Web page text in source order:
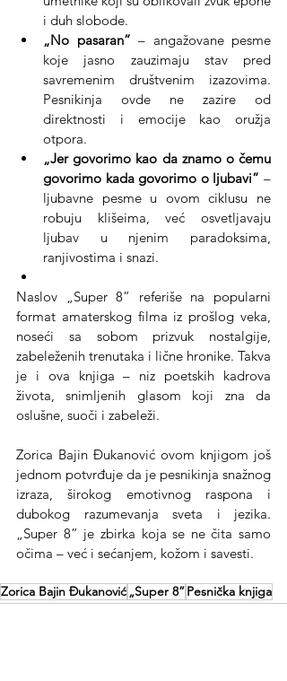
i duh slobode.
„No pasaran” – angažovane pesme
koje jasno zauzimaju stav pred
savremenim društvenim izazovima.
Pesnikinja ovde ne zazire od
direktnosti i emocije kao oružja
otpora.
„Jer govorimo kao da znamo o čemu
govorimo kada govorimo o ljubavi” –
ljubavne pesme u ovom ciklusu ne
robuju klišeima, već osvetljavaju
ljubav u njenim paradoksima,
ranjivostima i snazi.
Naslov „Super 8” referiše na popularni
format amaterskog filma iz prošlog veka,
noseći sa sobom prizvuk nostalgije,
zabeleženih trenutaka i lične hronike. Takva
je i ova knjiga – niz poetskih kadrova
života, snimljenih glasom koji zna da
oslušne, suoči i zabeleži.
Zorica Bajin Đukanović ovom knjigom još
jednom potvrđuje da je pesnikinja snažnog
izraza, širokog emotivnog raspona i
dubokog razumevanja sveta i jezika.
„Super 8” je zbirka koja se ne čita samo
očima – već i sećanjem, kožom i savesti.
Zorica Bajin Đukanović „Super 8”Pesnička knjiga